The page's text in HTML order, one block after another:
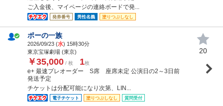
ご入金後、マイページの連絡ボードで発...
発券番号 男性名義 塗りつぶしなし
ポーの一族
2026/09/23 (水) 15時30分
東京宝塚劇場 (東京)
￥35,000 / 枚 1枚
e+ 最速プレオーダー S席 座席未定 公演日の2～3日前
発送予定
チケットは分配可能になり次第、LIN...
電子チケット 塗りつぶしなし 質問受付
20